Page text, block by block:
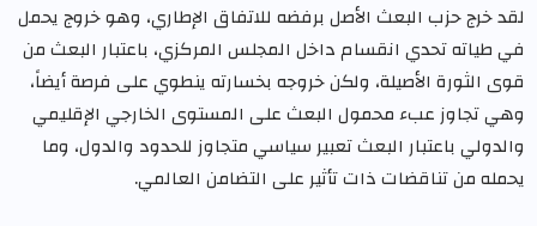
لقد خرج حزب البعث الأصل برفضه للاتفاق الإطاري، وهو خروج يحمل
في طياته تحدي انقسام داخل المجلس المركزي، باعتبار البعث من
قوى الثورة الأصيلة، ولكن خروجه بخسارته ينطوي على فرصة أيضاً،
وهي تجاوز عبء محمول البعث على المستوى الخارجي الإقليمي
والدولي باعتبار البعث تعبير سياسي متجاوز للحدود والدول، وما
يحمله من تناقضات ذات تأثير على التضامن العالمي.